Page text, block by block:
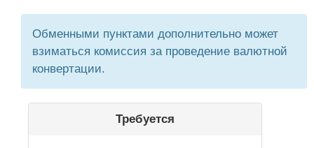
Обменными пунктами дополнительно может
взиматься комиссия за проведение валютной
конвертации.
Требуется